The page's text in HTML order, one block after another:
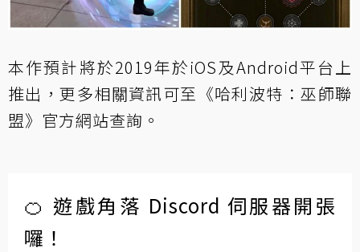
本作預計將於2019年於iOS及Android平台上
推出，更多相關資訊可至 《哈利波特：巫師聯
盟》官方網站查詢。
🍊 遊戲角落 Discord 伺服器開張
囉！